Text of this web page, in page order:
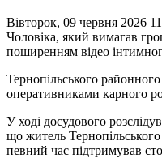
Вівторок, 09 червня 2026
Чоловіка, який вимагав
поширенням відео
Тернопільського районного
оперативниками карного
У ході досудового
що житель
певний час підтримував